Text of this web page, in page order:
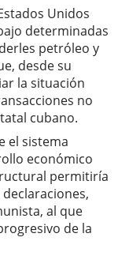
Unidos
determinadas
petróleo y
desde su
la situación
no
cubano.
el sistema
económico
permitiría
al que
de la